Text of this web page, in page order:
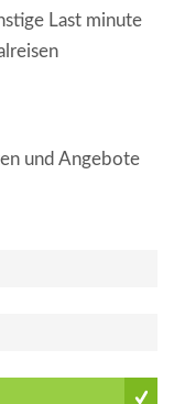
Last minute
und Angebote